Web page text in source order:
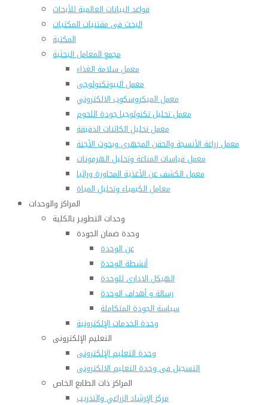
قواعد البيانات العالمية للأبحاث
البحث فى مقتنيات المكتبات
المكتبة
مجمع المعامل البحثية
معمل سلامة الغذاء
معمل البيوتكنولوجى
معمل الميكروسكوب الالكتروني
معمل تحليل تكنولوجيا جودة اللحوم
معمل تحليل الكائنات الدقيقة
معمل زراعة الأنسجة والحقن المجهرى وبحوث الأجنة
معمل قياسات المناعة وتحليل الهرمونات
معمل الكشف عن الأغذية المحاورة وراثيا
معامل الكيمياء وتحليل المياة
المراكز والوحدات
وحدات التطوير بالكلية
وحدة ضمان الجودة
عن الوحدة
أنشطة الوحدة
الهيكل الادارى للوحدة
رسالة و أهداف الوحدة
سياسة الجودة المتكاملة
وحدة الخدمات الإلكترونية
التعليم الإلكترونى
وحدة التعليم الإلكترونى
التسجيل فى وحدة التعليم الالكترونى
المراكز ذات الطابع الخاص
مركز الإرشاد الزراعي والتدريب